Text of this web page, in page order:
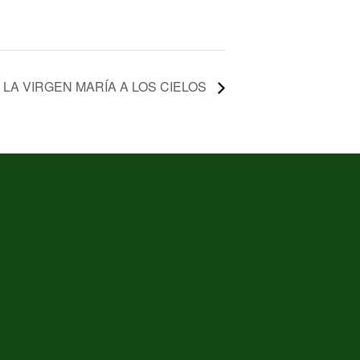
VIRGEN MARÍA A LOS CIELOS